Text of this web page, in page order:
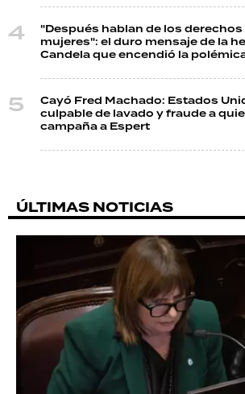
"Después hablan de los derechos
mujeres": el duro mensaje de la
Candela que encendió la
Cayó Fred Machado: Estados
culpable de lavado y fraude a
campaña a Espert
ÚLTIMAS NOTICIAS